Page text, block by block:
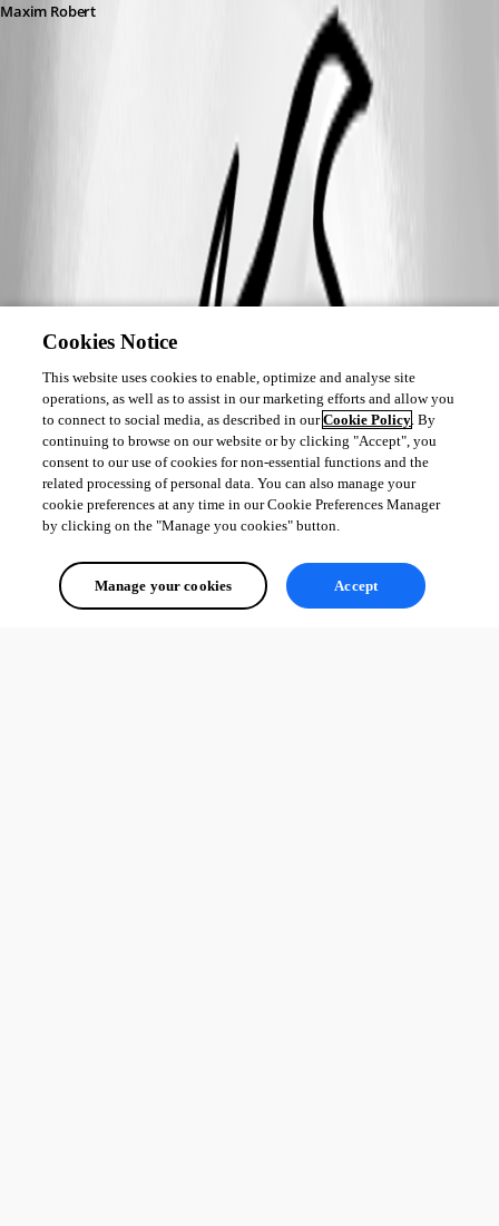
Maxim Robert
Cookies Notice
This website uses cookies to enable, optimize and analyse site
operations, as well as to assist in our marketing efforts and allow you
to connect to social media, as described in ourCookie Policy. By
continuing to browse on our website or by clicking "Accept", you
consent to our use of cookies for non-essential functions and the
related processing of personal data. You can also manage your
cookie preferences at any time in our Cookie Preferences Manager
by clicking on the "Manage you cookies" button.
Manage your cookies Accept